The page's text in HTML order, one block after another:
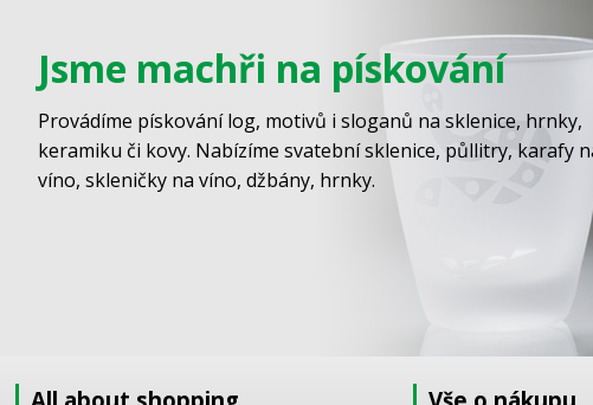
Jsme machři na pískování
Provádíme pískování log, motivů i sloganů na sklenice, hrnky,
keramiku či kovy. Nabízíme svatební sklenice, půllitry, karafy
víno, skleničky na víno, džbány, hrnky.